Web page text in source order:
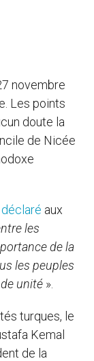
novembre
Les points
doute la
de Nicée
déclaré aux
les
de la
les peuples
unité ».
turques, le
Kemal
de la